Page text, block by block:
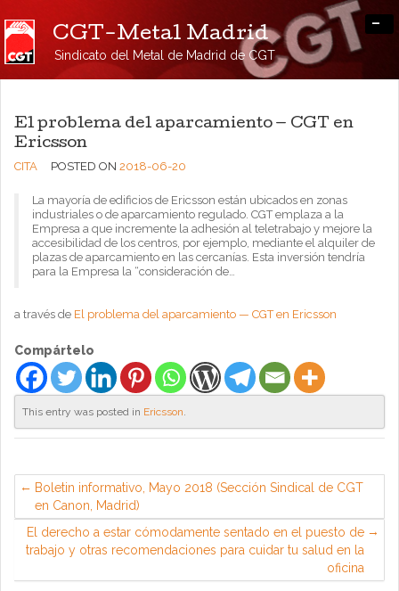
CGT-Metal Madrid
Sindicato del Metal de Madrid de CGT
-
El problema del aparcamiento — CGT en
Ericsson
CITA POSTED ON 2018-06-20
La mayoría de edificios de Ericsson están ubicados en zonas
industriales o de aparcamiento regulado. CGT emplaza a la
Empresa a que incremente la adhesión al teletrabajo y mejore la
accesibilidad de los centros, por ejemplo, mediante el alquiler de
plazas de aparcamiento en las cercanías. Esta inversión tendría
para la Empresa la “consideración de…
a través de El problema del aparcamiento — CGT en Ericsson
Compártelo
This entry was posted in Ericsson.
Boletin informativo, Mayo 2018 (Sección Sindical de CGT
en Canon, Madrid)
El derecho a estar cómodamente sentado en el puesto de
trabajo y otras recomendaciones para cuidar tu salud en la
oficina